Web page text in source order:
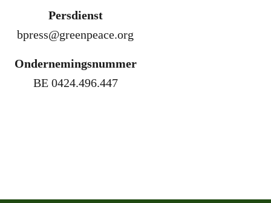
Persdienst
bpress@greenpeace.org
Ondernemingsnummer
BE 0424.496.447